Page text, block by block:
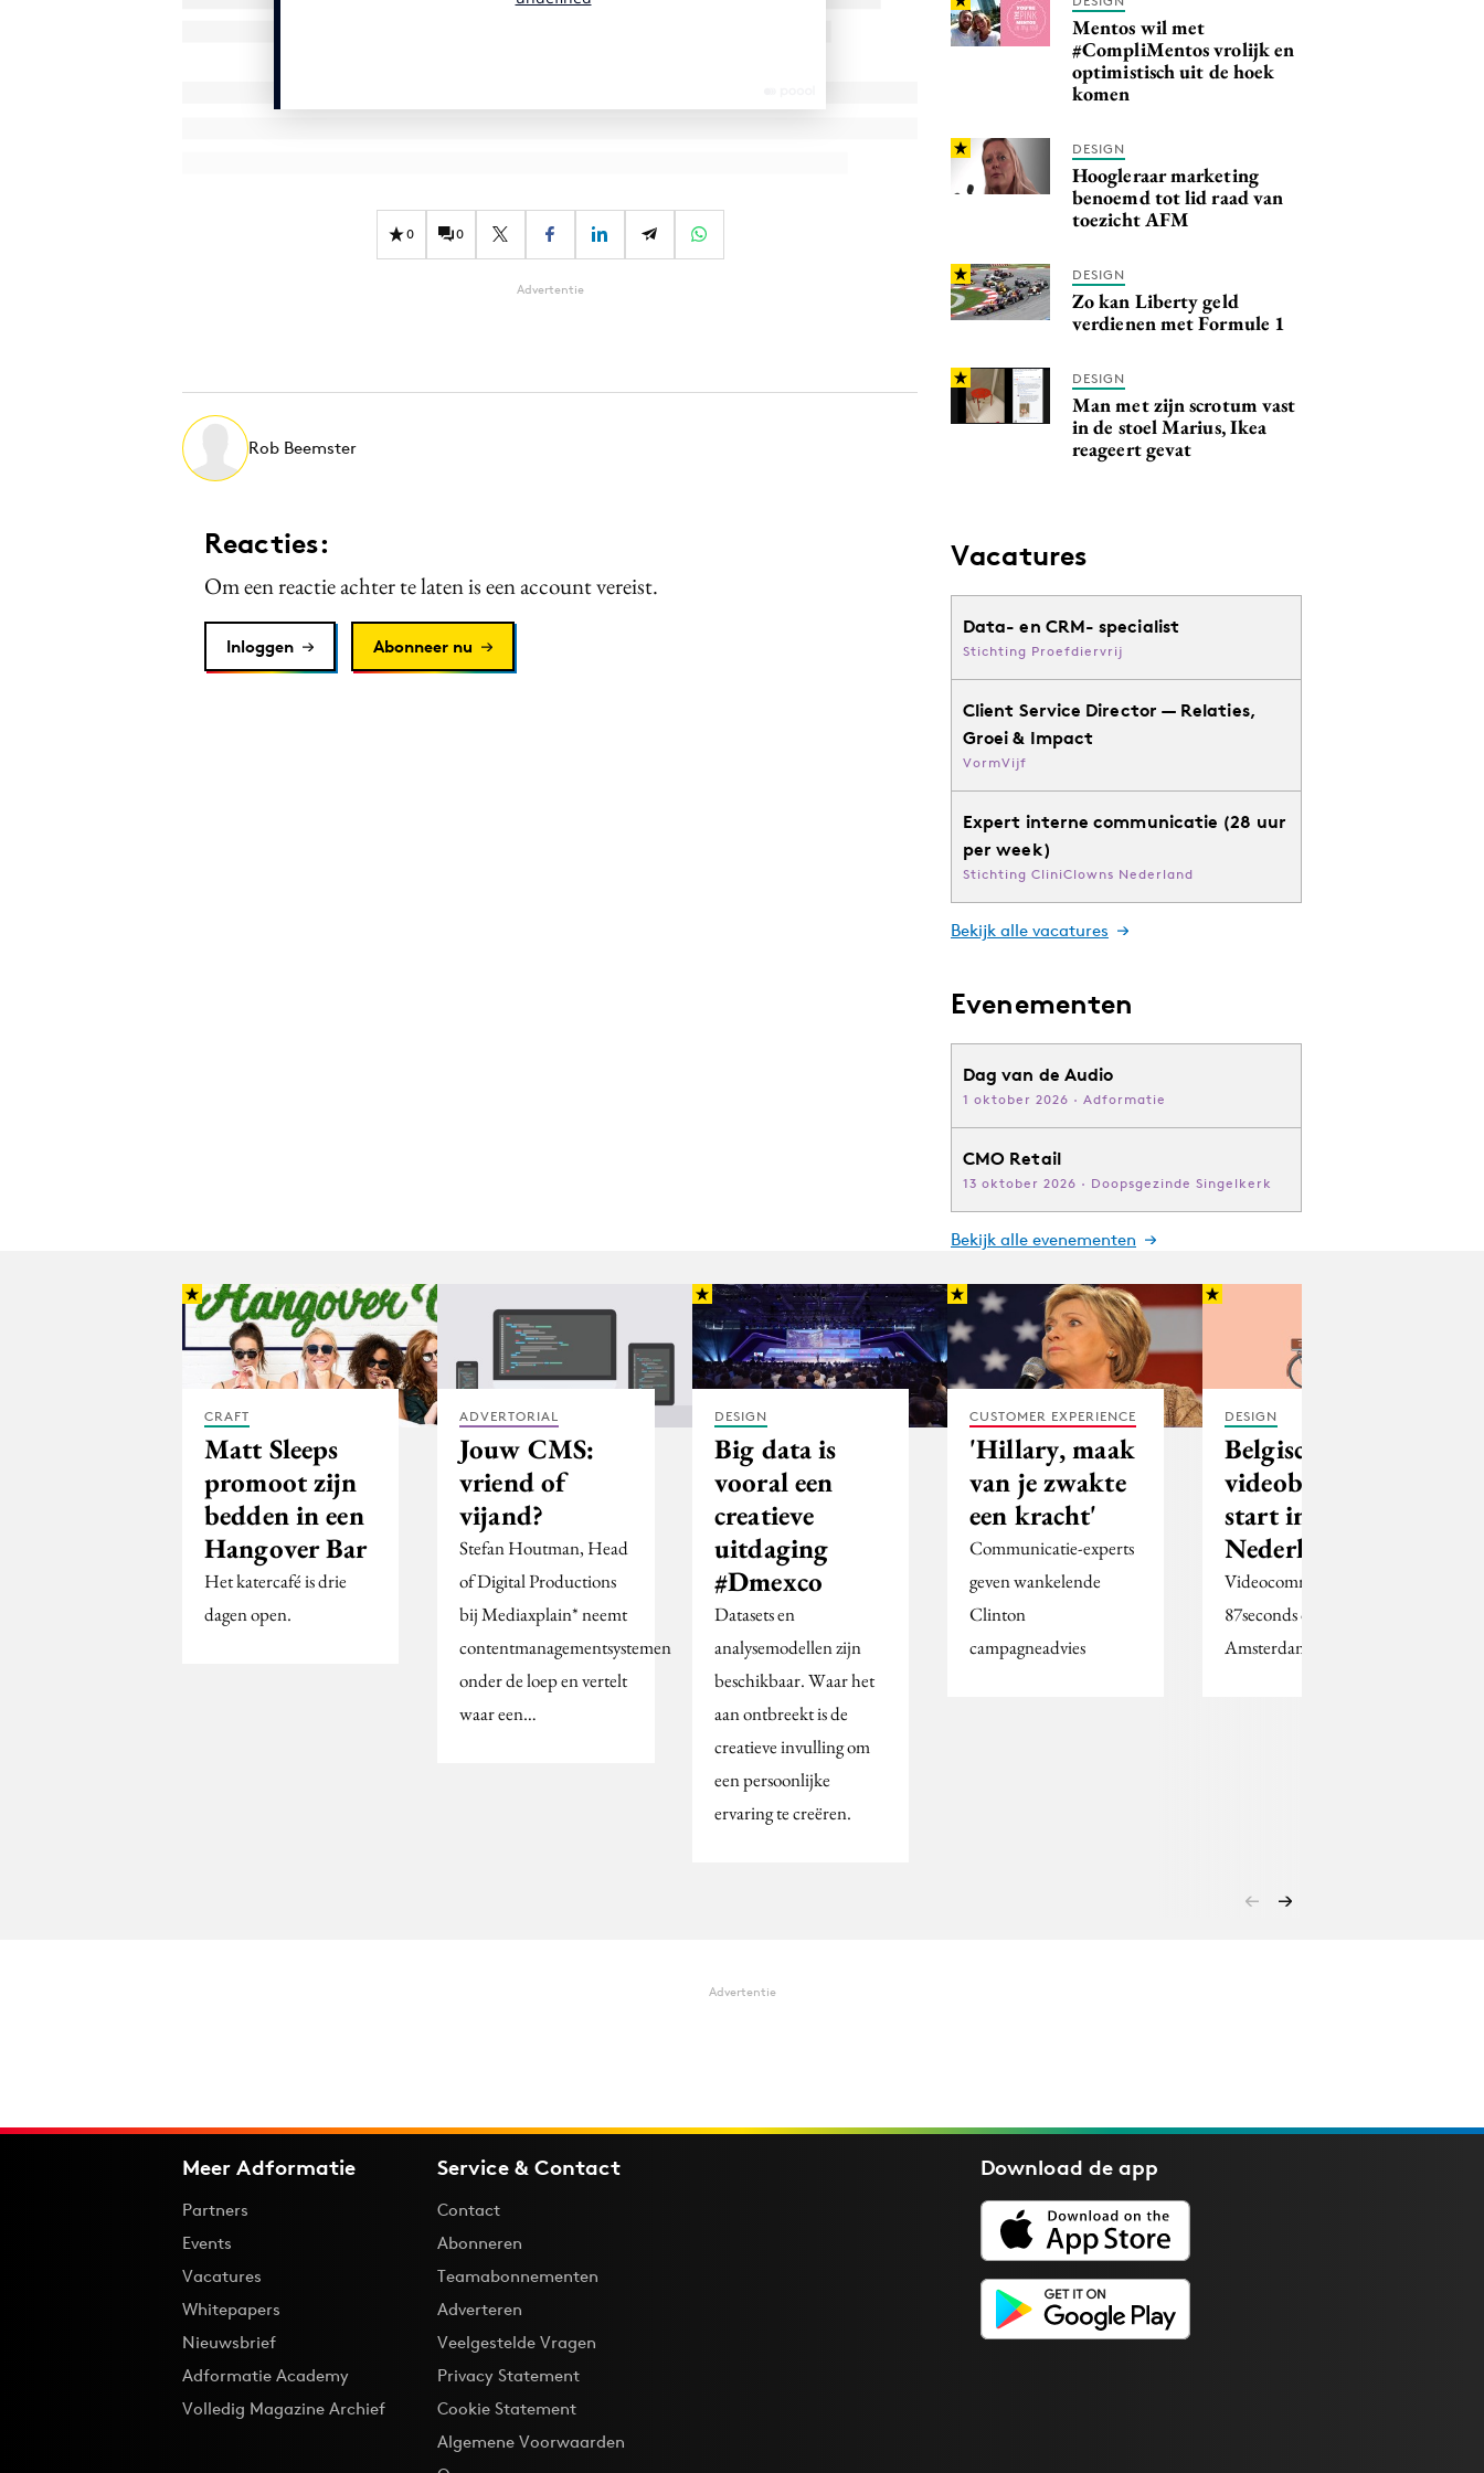
0 0
Advertentie
Rob Beemster
Reacties:
Om een reactie achter te laten is een account vereist.
Inloggen Abonneer nu
Mentos wil met
#CompliMentos vrolijk en
optimistisch uit de hoek
komen
DESIGN
Hoogleraar marketing
benoemd tot lid raad van
toezicht AFM
DESIGN
Zo kan Liberty geld
verdienen met Formule 1
DESIGN
Man met zijn scrotum vast
in de stoel Marius, Ikea
reageert gevat
Vacatures
Data- en CRM- specialist
Stichting Proefdiervrij
Client Service Director — Relaties,
Groei & Impact
VormVijf
Expert interne communicatie (28 uur
per week)
Stichting CliniClowns Nederland
Bekijk alle vacatures
Evenementen
Dag van de Audio
1 oktober 2026 · Adformatie
CMO Retail
13 oktober 2026 · Doopsgezinde Singelkerk
Bekijk alle evenementen
CRAFT
Matt Sleeps
promoot zijn
bedden in een
Hangover Bar
Het katercafé is drie
dagen open.
ADVERTORIAL
Jouw CMS:
vriend of
vijand?
Stefan Houtman, Head
of Digital Productions
bij Mediaxplain* neemt
contentmanagementsystemen
onder de loep en vertelt
waar een…
DESIGN
Big data is
vooral een
creatieve
uitdaging
#Dmexco
Datasets en
analysemodellen zijn
beschikbaar. Waar het
aan ontbreekt is de
creatieve invulling om
een persoonlijke
ervaring te creëren.
CUSTOMER EXPERIENCE
'Hillary, maak
van je zwakte
een kracht'
Communicatie-experts
geven wankelende
Clinton
campagneadvies
DESIGN
Belgisch
videobureau
start in
Nederland
Videocommunicatiebureau
87seconds opent in
Amsterdam.
Advertentie
Meer Adformatie
Partners
Events
Vacatures
Whitepapers
Nieuwsbrief
Adformatie Academy
Volledig Magazine Archief
Service & Contact
Contact
Abonneren
Teamabonnementen
Adverteren
Veelgestelde Vragen
Privacy Statement
Cookie Statement
Algemene Voorwaarden
Download deapp